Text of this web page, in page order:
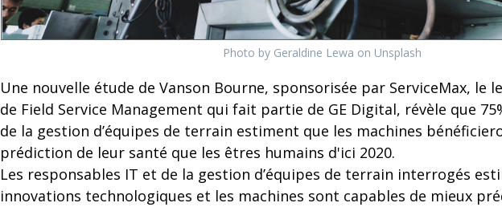
Photo by Geraldine Lewa on Unsplash
Une nouvelle étude de Vanson Bourne, sponsorisée par ServiceMax, le
de Field Service Management qui fait partie de GE Digital, révèle que
de la gestion d’équipes de terrain estiment que les machines
prédiction de leur santé que les êtres humains d'ici 2020.
Les responsables IT et de la gestion d’équipes de terrain interrogés
innovations technologiques et les machines sont capables de mieux